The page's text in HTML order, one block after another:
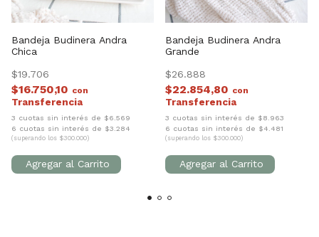
Bandeja Budinera Andra
Chica
$19.706
$16.750,10 con
3 cuotas sin interés de $6.569
6 cuotas sin interés de $3.284
(superando los $300.000)
Bandeja Budinera Andra
Grande
$26.888
$22.854,80 con
3 cuotas sin interés de $8.963
6 cuotas sin interés de $4.481
(superando los $300.000)